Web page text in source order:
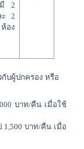
มี 2
2
อง
กับผู้ปกครอง หรือ
บาท/คืน เมื่อใช้
1,500 บาท/คืน เมื่อ